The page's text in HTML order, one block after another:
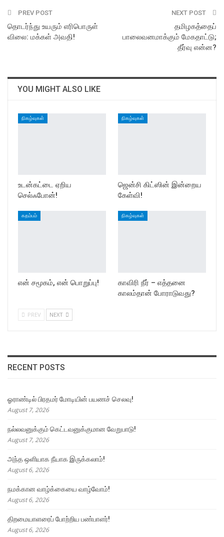
Email
PREV POST
தொடர்ந்து உயரும் எரிபொருள்
விலை: மக்கள் அவதி!
NEXT POST
தமிழகத்தைப்
பாலைவனமாக்கும் மேகதாட்டு;
தீர்வு என்ன?
YOU MIGHT ALSO LIKE
நிகழ்வுகள்
உடன்கட்டை ஏறிய
செல்ஃபோன்!
நிகழ்வுகள்
ஜென்சி கிட்ஸின் இன்றைய
கேள்வி!
கதம்பம்
என் சமூகம், என் பொறுப்பு!
நிகழ்வுகள்
காவிரி நீர் – எத்தனை
காலம்தான் போராடுவது?
PREV NEXT
RECENT POSTS
ஓராண்டில் பிரதமர் மோடியின் பயணச் செலவு!
August 7, 2026
நல்லவனுக்கும் கெட்டவனுக்குமான வேறுபாடு!
August 7, 2026
அந்த ஒளியாக நீயாக இருக்கலாம்!
August 6, 2026
நமக்கான வாழ்க்கையை வாழ்வோம்!
August 6, 2026
திறமையாளரைப் போற்றிய பண்பாளர்!
August 6, 2026